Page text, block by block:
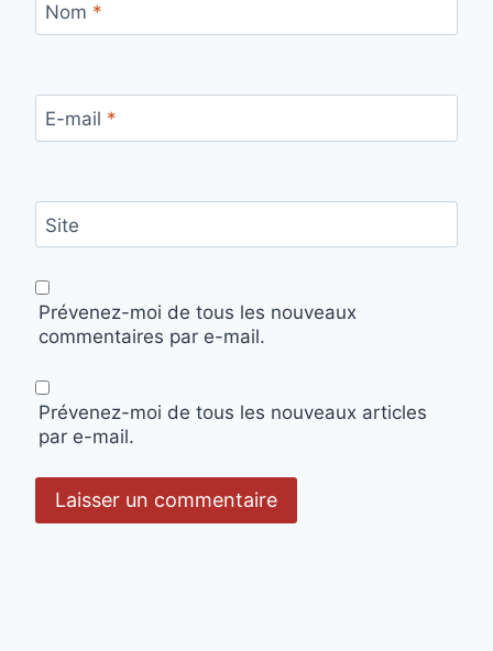
Nom *
E-mail *
Site
Prévenez-moi de tous les nouveaux
commentaires par e-mail.
Prévenez-moi de tous les nouveaux articles
par e-mail.